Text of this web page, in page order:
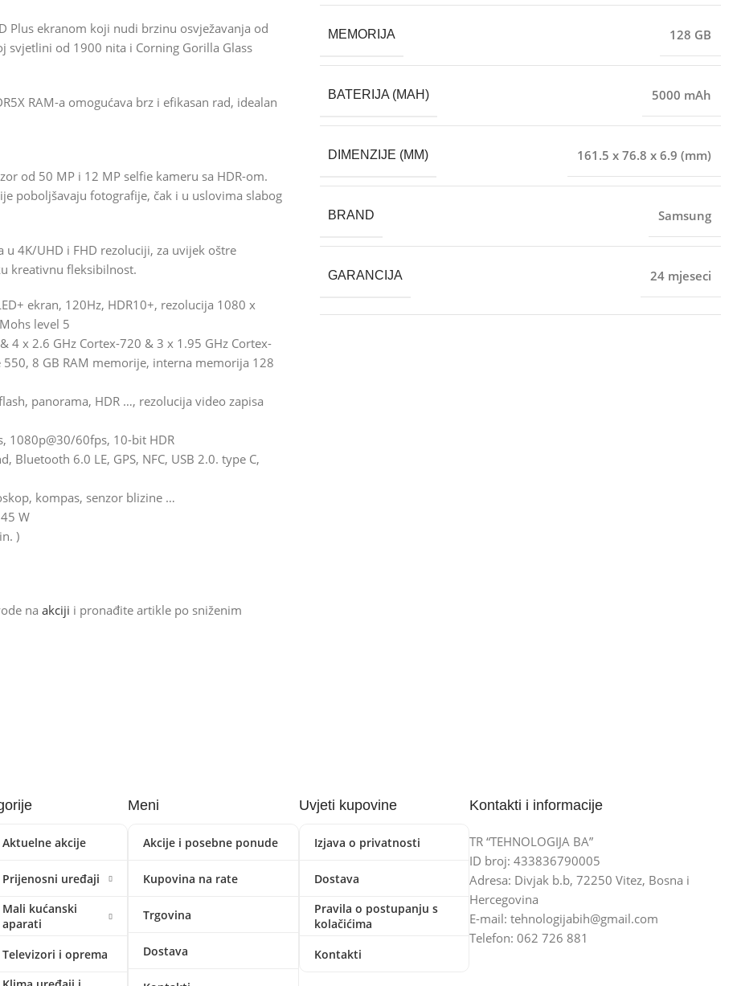
Plus ekranom koji nudi brzinu osvježavanja od
svjetlini od 1900 nita i Corning Gorilla Glass
RAM-a omogućava brz i efikasan rad, idealan
od 50 MP i 12 MP selfie kameru sa HDR-om.
poboljšavaju fotografije, čak i u uslovima slabog
4K/UHD i FHD rezoluciji, za uvijek oštre
kreativnu fleksibilnost.
ekran, 120Hz, HDR10+, rezolucija 1080 x
level 5
4 x 2.6 GHz Cortex-720 & 3 x 1.95 GHz Cortex-
8 GB RAM memorije, interna memorija 128
panorama, HDR …, rezolucija video zapisa
1080p@30/60fps, 10-bit HDR
6.0 LE, GPS, NFC, USB 2.0. type C,
kompas, senzor blizine …
W
)
na akciji i pronađite artikle po sniženim
MEMORIJA 128 GB
BATERIJA (MAH) 5000 mAh
DIMENZIJE (MM) 161.5 x 76.8 x 6.9 (mm)
BRAND Samsung
GARANCIJA 24 mjeseci
Aktuelne akcije
Prijenosni uređaji
Mali kućanski
aparati
Televizori i oprema
Meni
Akcije i posebne ponude
Kupovina na rate
Trgovina
Dostava
Uvjeti kupovine
Izjava o privatnosti
Dostava
Pravila o postupanju s
kolačićima
Kontakti
Kontakti i informacije
TR “TEHNOLOGIJA BA”
ID broj: 433836790005
Adresa: Divjak b.b, 72250 Vitez, Bosna i
Hercegovina
E-mail: tehnologijabih@gmail.com
Telefon: 062 726 881